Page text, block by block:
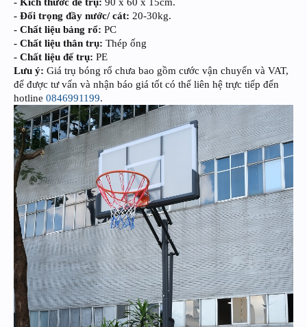
- Đối trọng đầy nước/ cát: 20-30kg.
- Chất liệu bảng rổ: PC
- Chất liệu thân trụ: Thép ống
- Chất liệu đế trụ: PE
Lưu ý: Giá trụ bóng rổ chưa bao gồm cước vận chuyển và VAT,
để được tư vấn và nhận báo giá tốt có thể liên hệ trực tiếp đến
hotline 0846991199.